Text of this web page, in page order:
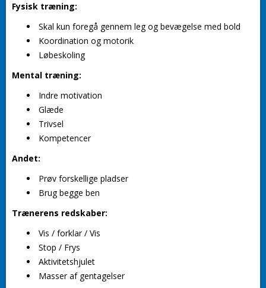
Fysisk træning:
Skal kun foregå gennem leg og bevægelse med bold
Koordination og motorik
Løbeskoling
Mental træning:
Indre motivation
Glæde
Trivsel
Kompetencer
Andet:
Prøv forskellige pladser
Brug begge ben
Trænerens redskaber:
Vis / forklar / Vis
Stop / Frys
Aktivitetshjulet
Masser af gentagelser